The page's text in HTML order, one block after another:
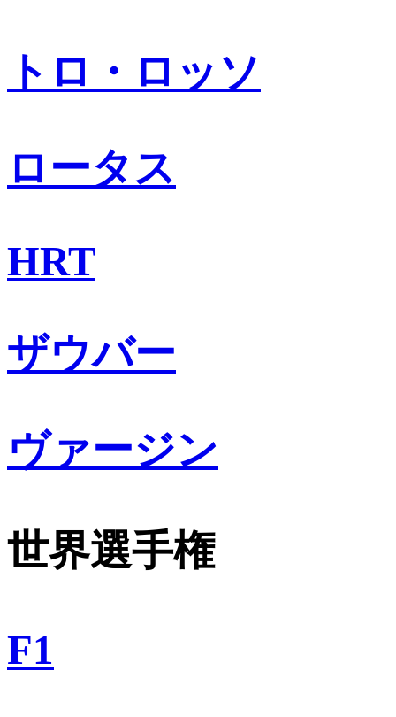
トロ・ロッソ
ロータス
HRT
ザウバー
ヴァージン
世界選手権
F1